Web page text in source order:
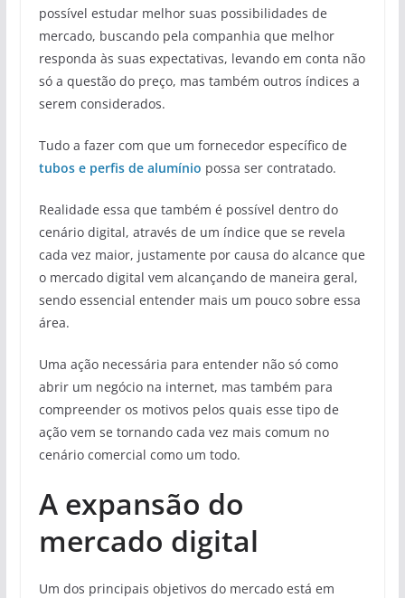
possível estudar melhor suas possibilidades de
mercado, buscando pela companhia que melhor
responda às suas expectativas, levando em conta não
só a questão do preço, mas também outros índices a
serem considerados.
Tudo a fazer com que um fornecedor específico de
tubos e perfis de alumínio possa ser contratado.
Realidade essa que também é possível dentro do
cenário digital, através de um índice que se revela
cada vez maior, justamente por causa do alcance que
o mercado digital vem alcançando de maneira geral,
sendo essencial entender mais um pouco sobre essa
área.
Uma ação necessária para entender não só como
abrir um negócio na internet, mas também para
compreender os motivos pelos quais esse tipo de
ação vem se tornando cada vez mais comum no
cenário comercial como um todo.
A expansão do
mercado digital
Um dos principais objetivos do mercado está em